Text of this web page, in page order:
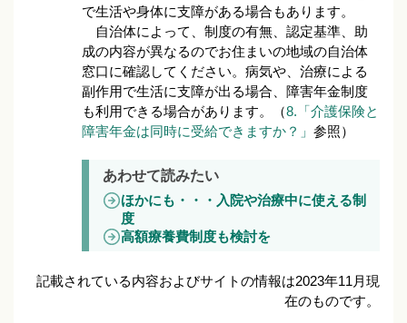
で生活や身体に支障がある場合もあります。
自治体によって、制度の有無、認定基準、助
成の内容が異なるのでお住まいの地域の自治体
窓口に確認してください。病気や、治療による
副作用で生活に支障が出る場合、障害年金制度
も利用できる場合があります。（8.「介護保険と
障害年金は同時に受給できますか？」 参照）
あわせて読みたい
ほかにも・・・入院や治療中に使える制
度
高額療養費制度も検討を
記載されている内容およびサイトの情報は2023年11月現
在のものです。